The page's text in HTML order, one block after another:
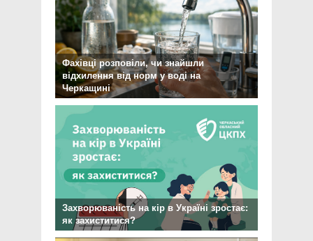
Фахівці розповіли, чи знайшли
відхилення від норм у воді на
Черкащині
Захворюваність на кір в Україні зростає:
як захиститися?